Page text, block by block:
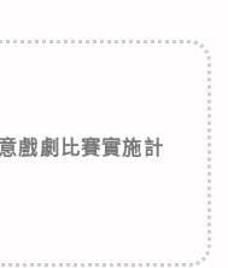
戲劇比賽實施計